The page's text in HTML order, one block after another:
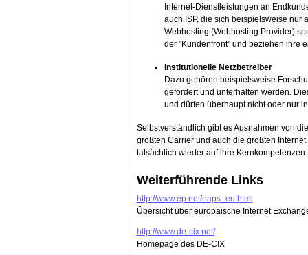
Internet-Dienstleistungen an
auch ISP, die sich beispielsweise nur
Webhosting (Webhosting Provider)
der "Kundenfront" und beziehen ihre
Institutionelle Netzbetreiber
Dazu gehören beispielsweise
gefördert und unterhalten werden.
und dürfen überhaupt nicht oder nur
Selbstverständlich gibt es Ausnahmen von
größten Carrier und auch die größten
tatsächlich wieder auf ihre
Weiterführende Links
http://www.ep.net/naps_eu.html
Übersicht über europäische Internet
http://www.de-cix.net/
Homepage des DE-CIX